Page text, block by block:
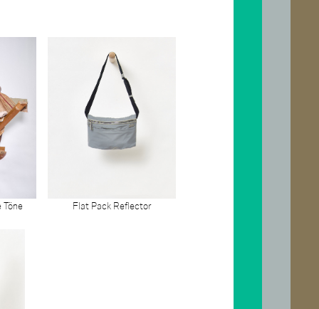
Töne Flat Pack Reflector